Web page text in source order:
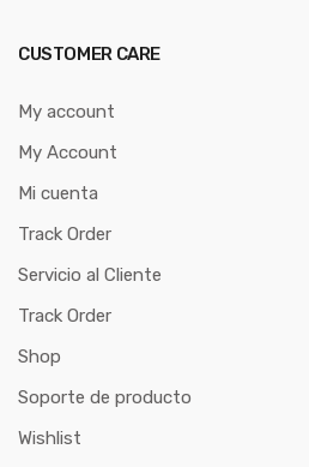
CUSTOMER CARE
My account
My Account
Mi cuenta
Track Order
Servicio al Cliente
Track Order
Shop
Soporte de producto
Wishlist